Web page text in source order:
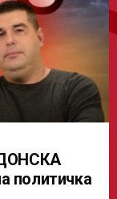
политичка